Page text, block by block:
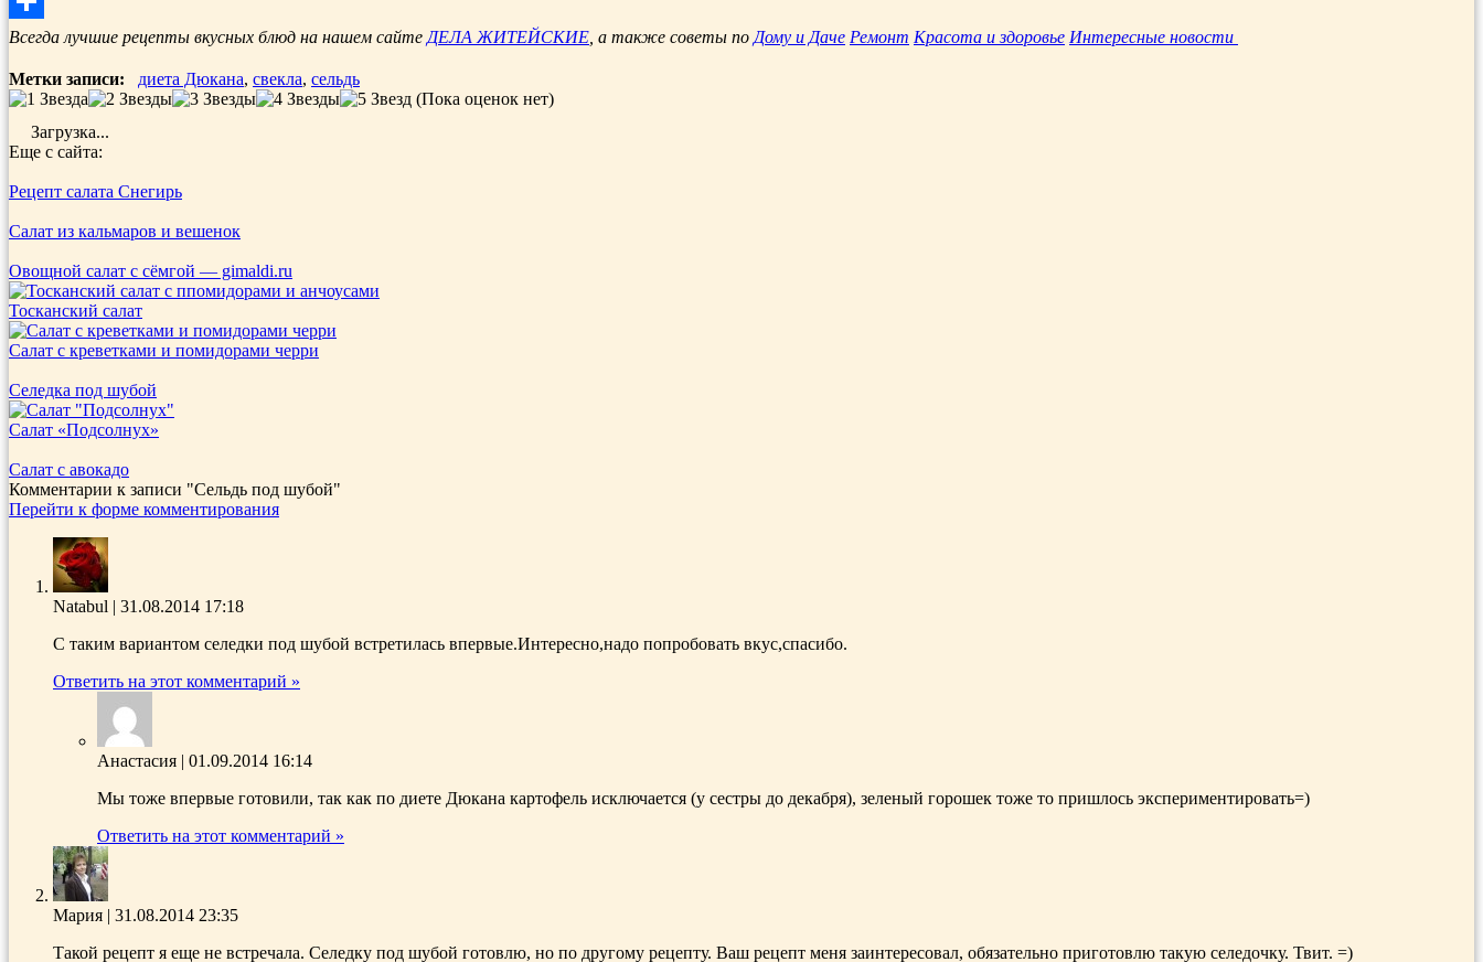
Отправить
Всегда лучшие рецепты вкусных блюд на нашем сайте ДЕЛА ЖИТЕЙСКИЕ , а также советы по Дому и Даче Ремонт Красота и здоровье Интересные новости
Метки записи: диета Дюкана, свекла, сельдь
(Пока оценок нет)
Загрузка...
Еще с сайта:
Рецепт салата Снегирь
Салат из кальмаров и вешенок
Овощной салат с сёмгой — gimaldi.ru
Тосканский салат
Салат с креветками и помидорами черри
Селедка под шубой
Салат «Подсолнух»
Салат с авокадо
Комментарии к записи "Сельдь под шубой"
Перейти к форме комментирования
Natabul | 31.08.2014 17:18
С таким вариантом селедки под шубой встретилась впервые.Интересно,надо попробовать вкус,спасибо.
Ответить на этот комментарий »
Анастасия | 01.09.2014 16:14
Мы тоже впервые готовили, так как по диете Дюкана картофель исключается (у сестры до декабря), зеленый горошек тоже то пришлось экспериментировать=)
Ответить на этот комментарий »
Мария | 31.08.2014 23:35
Такой рецепт я еще не встречала. Селедку под шубой готовлю, но по другому рецепту. Ваш рецепт меня заинтересовал, обязательно приготовлю такую селедочку. Твит. =)